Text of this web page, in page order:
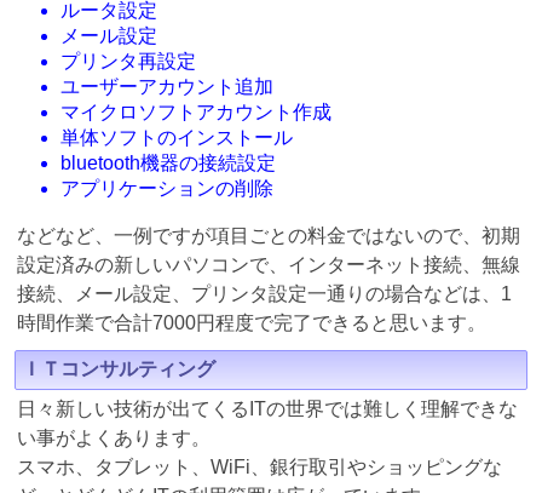
ルータ設定
メール設定
プリンタ再設定
ユーザーアカウント追加
マイクロソフトアカウント作成
単体ソフトのインストール
bluetooth機器の接続設定
アプリケーションの削除
などなど、一例ですが項目ごとの料金ではないので、初期
設定済みの新しいパソコンで、インターネット接続、無線
接続、メール設定、プリンタ設定一通りの場合などは、1
時間作業で合計7000円程度で完了できると思います。
ＩＴコンサルティング
日々新しい技術が出てくるITの世界では難しく理解できな
い事がよくあります。
スマホ、タブレット、WiFi、銀行取引やショッピングな